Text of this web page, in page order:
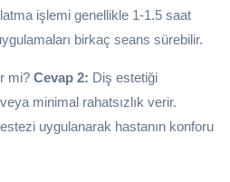
işlemi genellikle 1-1.5 saat
birkaç seans sürebilir.
mi? Cevap 2: Diş estetiği
minimal rahatsızlık verir.
uygulanarak hastanın konforu